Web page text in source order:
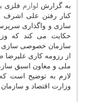
به گزارش لوازم فلزی
كنار رفتن علی اشرف
سازی و واگذاری
حكایت می كند كه
سازمان خصوصی سازی و
از رزومه كاری
ملی و معاون اسبق
لازم به توضیح است
وزارت اقتصاد و